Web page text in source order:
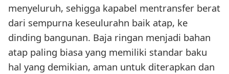
menyeluruh, sehigga kapabel mentransfer berat
dari sempurna keseulurahn baik atap, ke
dinding bangunan. Baja ringan menjadi bahan
atap paling biasa yang memiliki standar baku
hal yang demikian, aman untuk diterapkan dan